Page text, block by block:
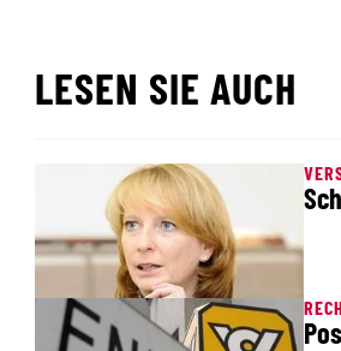
LESEN SIE AUCH